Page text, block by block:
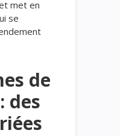
met en
se
de
des